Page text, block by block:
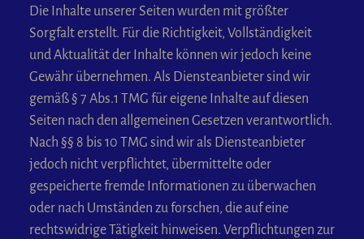
Die Inhalte unserer Seiten wurden mit größter
Sorgfalt erstellt. Für die Richtigkeit, Vollständigkeit
und Aktualität der Inhalte können wir jedoch keine
Gewähr übernehmen. Als Diensteanbieter sind wir
gemäß § 7 Abs.1 TMG für eigene Inhalte auf diesen
Seiten nach den allgemeinen Gesetzen verantwortlich.
Nach §§ 8 bis 10 TMG sind wir als Diensteanbieter
jedoch nicht verpflichtet, übermittelte oder
gespeicherte fremde Informationen zu überwachen
oder nach Umständen zu forschen, die auf eine
rechtswidrige Tätigkeit hinweisen. Verpflichtungen zur